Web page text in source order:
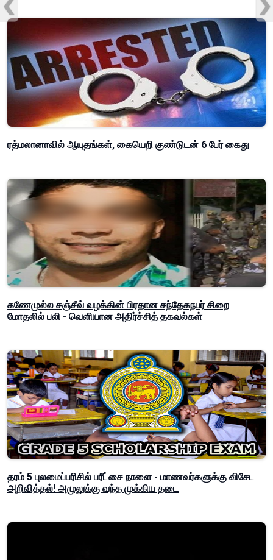
ரத்மலானாவில் ஆயுதங்கள், கையெறி குண்டுடன் 6 பேர் கைது
கணேமுல்ல சஞ்சீவ் வழக்கின் பிரதான சந்தேகநபர் சிறை
மோதலில் பலி - வெளியான அதிர்ச்சித் தகவல்கள்
தரம் 5 புலமைப்பரிசில் பரீட்சை நாளை - மாணவர்களுக்கு விசேட
அறிவித்தல்! அமுலுக்கு வந்த முக்கிய தடை